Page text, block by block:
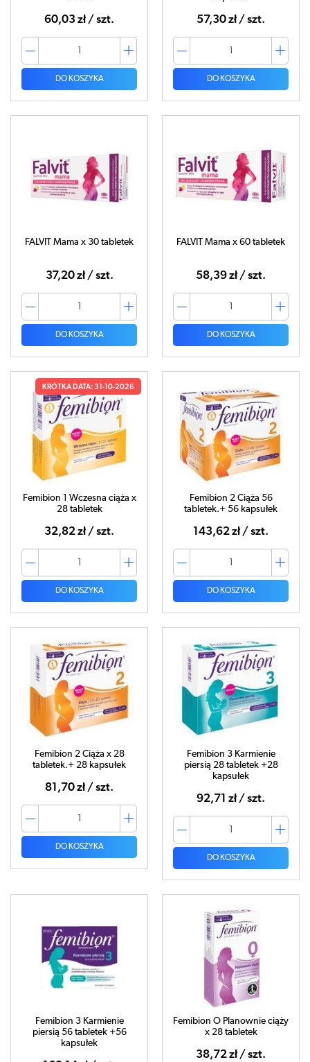
60,03 zł / szt.
DO KOSZYKA
57,30 zł / szt.
DO KOSZYKA
FALVIT Mama x 30 tabletek
37,20 zł / szt.
DO KOSZYKA
FALVIT Mama x 60 tabletek
58,39 zł / szt.
DO KOSZYKA
KRÓTKA DATA: 31-10-2026
Femibion 1 Wczesna ciąża x
28 tabletek
32,82 zł / szt.
DO KOSZYKA
Femibion 2 Ciąża 56
tabletek.+ 56 kapsułek
143,62 zł / szt.
DO KOSZYKA
Femibion 2 Ciąża x 28
tabletek.+ 28 kapsułek
81,70 zł / szt.
DO KOSZYKA
Femibion 3 Karmienie
piersią 28 tabletek +28
kapsułek
92,71 zł / szt.
DO KOSZYKA
Femibion 3 Karmienie
piersią 56 tabletek +56
kapsułek
Femibion O Planownie ciąży
x 28 tabletek
38,72 zł / szt.